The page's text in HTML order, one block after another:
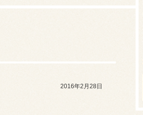
2016年2月28日